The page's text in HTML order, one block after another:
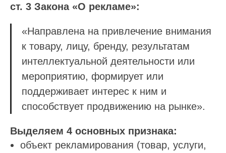
ст. 3 Закона «О рекламе»:
«Направлена на привлечение внимания
к товару, лицу, бренду, результатам
интеллектуальной деятельности или
мероприятию, формирует или
поддерживает интерес к ним и
способствует продвижению на рынке».
Выделяем 4 основных признака:
объект рекламирования (товар, услуги,